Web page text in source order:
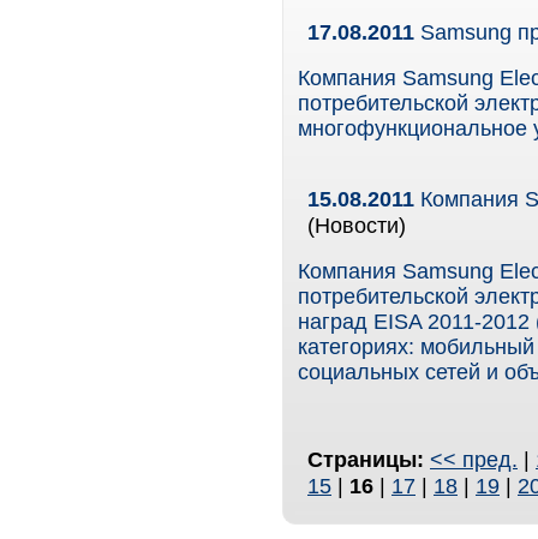
17.08.2011 Samsung
Компания Samsung
потребительской
многофункциональное
15.08.2011 Компания
(Новости)
Компания Samsung
потребительской
наград EISA 2011-
категориях:
социальных сетей и
Страницы: << пред. |
15 | 16 | 17 | 18 | 19 |